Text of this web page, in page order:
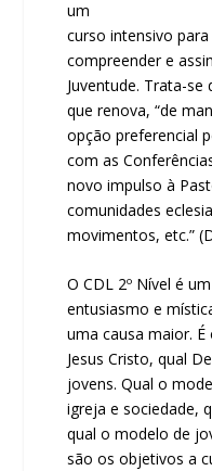
um
curso intensivo
compreender e
Juventude. Trata-
que renova, “de
opção preferencial
com as
novo impulso à
comunidades
movimentos, etc.”
O CDL 2º Nível é
entusiasmo e
uma causa maior.
Jesus Cristo, qual
jovens. Qual o
igreja e sociedade,
qual o modelo de
são os objetivos a